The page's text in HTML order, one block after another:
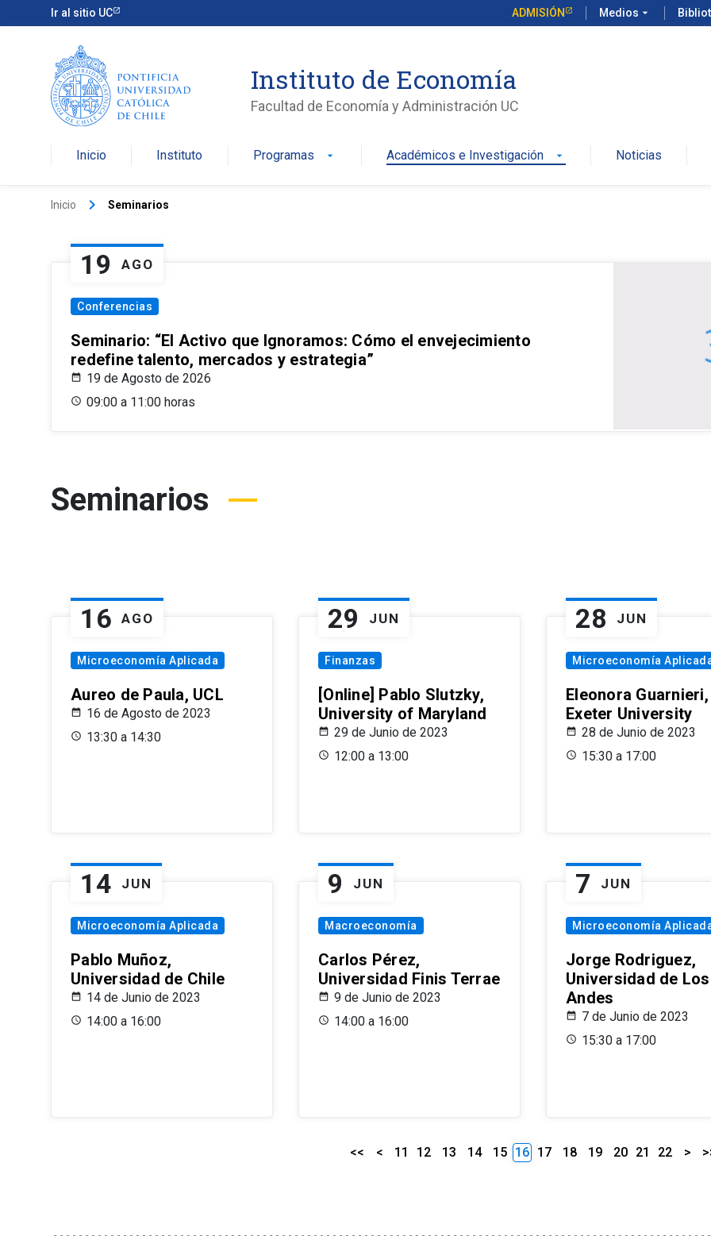
Ir al sitio UC ADMISIÓN Medios arrow_drop_down
Instituto de Economía
Facultad de Economía y Administración UC
Inicio Instituto Programas arrow_drop_down Académicos e Investigación arrow_drop_down Noticias
Inicio keyboard_arrow_right Seminarios
19 AGO
Conferencias
Seminario: “El Activo que Ignoramos: Cómo el envejecimiento
redefine talento, mercados y estrategia”
19 de Agosto de 2026
09:00 a 11:00 horas
Seminarios
16 AGO
Microeconomía Aplicada
Aureo de Paula, UCL
16 de Agosto de 2023
13:30 a 14:30
29 JUN
Finanzas
[Online] Pablo Slutzky,
University of Maryland
29 de Junio de 2023
12:00 a 13:00
28 JUN
Microeconomía
Eleonora Guarnieri,
Exeter University
28 de Junio de 2023
15:30 a 17:00
14 JUN
Microeconomía Aplicada
Pablo Muñoz,
Universidad de Chile
14 de Junio de 2023
14:00 a 16:00
9 JUN
Macroeconomía
Carlos Pérez,
Universidad Finis Terrae
9 de Junio de 2023
14:00 a 16:00
7 JUN
Microeconomía
Jorge Rodriguez,
Universidad de Los
Andes
7 de Junio de 2023
15:30 a 17:00
<< < 11 12 13 14 15 16 17 18 19 20 21 22 >